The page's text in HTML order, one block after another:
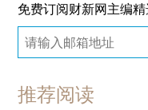
范例，通过多维度
动装置，全方位揭
果，为市民带来一
27日下午，2024
免费订阅财新网主编
推荐阅读